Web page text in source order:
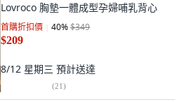
Lovroco 胸墊一體成型孕婦哺乳背心
首購折扣價 40%$349
$209
8/12 星期三 預計送達
(21)